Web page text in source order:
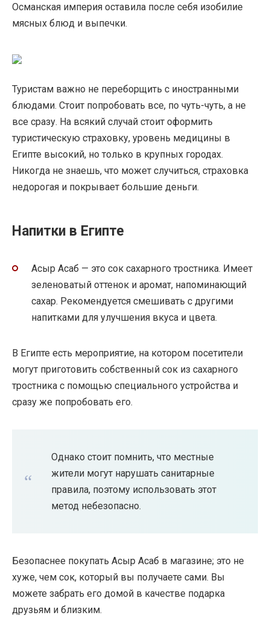
Османская империя оставила после себя изобилие
мясных блюд и выпечки.
Туристам важно не переборщить с иностранными
блюдами. Стоит попробовать все, по чуть-чуть, а не
все сразу. На всякий случай стоит оформить
туристическую страховку, уровень медицины в
Египте высокий, но только в крупных городах.
Никогда не знаешь, что может случиться, страховка
недорогая и покрывает большие деньги.
Напитки в Египте
Асыр Асаб — это сок сахарного тростника. Имеет
зеленоватый оттенок и аромат, напоминающий
сахар. Рекомендуется смешивать с другими
напитками для улучшения вкуса и цвета.
В Египте есть мероприятие, на котором посетители
могут приготовить собственный сок из сахарного
тростника с помощью специального устройства и
сразу же попробовать его.
Однако стоит помнить, что местные
жители могут нарушать санитарные
правила, поэтому использовать этот
метод небезопасно.
Безопаснее покупать Асыр Асаб в магазине; это не
хуже, чем сок, который вы получаете сами. Вы
можете забрать его домой в качестве подарка
друзьям и близким.